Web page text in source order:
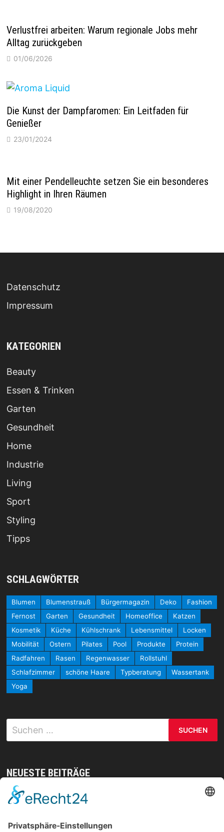
Verlustfrei arbeiten: Warum regionale Jobs mehr
Alltag zurückgeben
01/06/2026
Die Kunst der Dampfaromen: Ein Leitfaden für
Genießer
23/01/2024
Mit einer Pendelleuchte setzen Sie ein besonderes
Highlight in Ihren Räumen
19/08/2020
Datenschutz
Impressum
KATEGORIEN
Beauty
Essen & Trinken
Garten
Gesundheit
Home
Industrie
Living
Sport
Styling
Tipps
SCHLAGWÖRTER
Blumen Blumenstrauß Bürgermagazin Deko
Fashion
Fernost
Garten Gesundheit Homeoffice
Katzen
Kosmetik
Küche Kühlschrank Lebensmittel
Locken
Mobilität
Ostern Pilates Pool Produkte
Protein
Radfahren
Rasen Regenwasser
Rollstuhl
Schlafzimmer
schöne Haare Typberatung
Wassertank
Yoga
Suchen
nach:
NEUESTE BEITRÄGE
Mit gezielten Übungen zur Sicherheit in allen
Sprachaufgaben mühelos